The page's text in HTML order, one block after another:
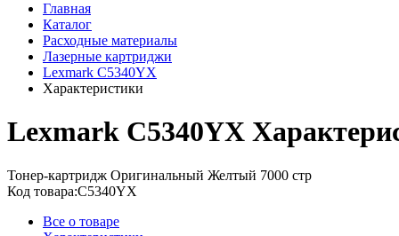
Главная
Каталог
Расходные материалы
Лазерные картриджи
Lexmark C5340YX
Характеристики
Lexmark C5340YX
Тонер-картридж Оригинальный Желтый 7000 стр
Код товара:C5340YX
Все о товаре